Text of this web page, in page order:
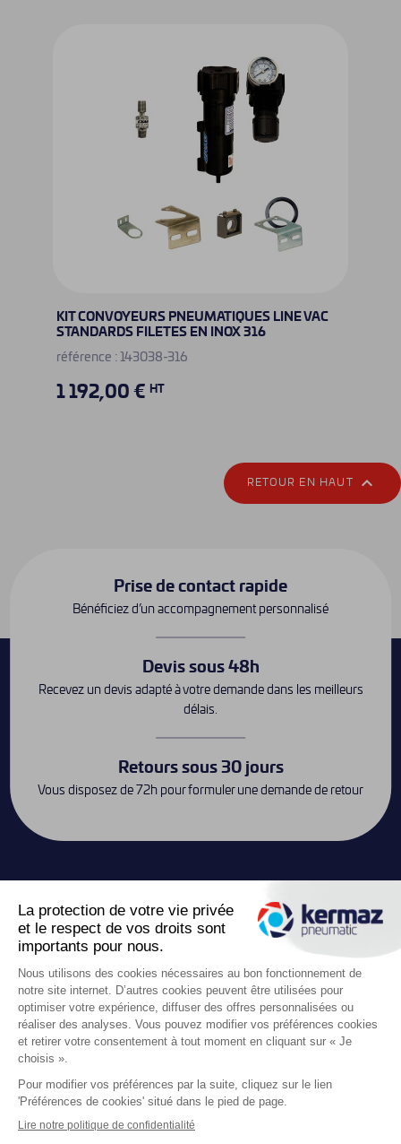
KIT CONVOYEURS PNEUMATIQUES LINE VAC
STANDARDS FILETES EN INOX 316
référence : 143038-316
1 192,00 € HT
RETOUR EN HAUT 
Prise de contact rapide
Bénéficiez d’un accompagnement personnalisé
Devis sous 48h
Recevez un devis adapté à votre demande dans les meilleurs
délais.
Retours sous 30 jours
Vous disposez de 72h pour formuler une demande de retour
Contact keyboard_arrow_down
Liens utiles 
Boutique 